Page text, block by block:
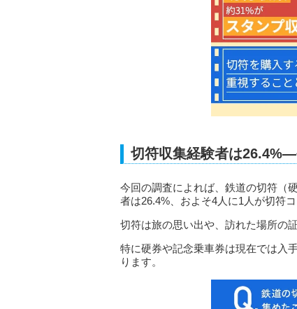
切符収集経験者は
今回の調査によれば、鉄道の切符（
者は26.4%、およそ4人に1人が切符
切符は旅の思い出や、訪れた場所の
特に硬券や記念乗車券は現在では入
ります。